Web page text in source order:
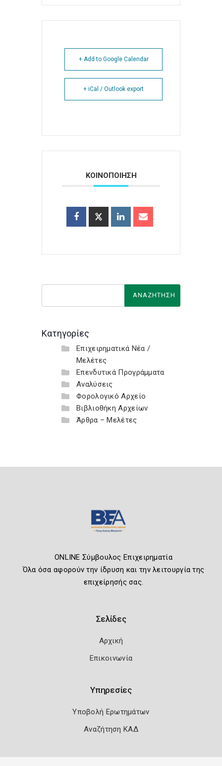
+ Add to Google Calendar
+ iCal / Outlook export
ΚΟΙΝΟΠΟΙΗΣΗ
Κατηγορίες
Επιχειρηματικά Νέα /
Μελέτες
Επενδυτικά Προγράμματα
Αναλύσεις
Φορολογικό Αρχείο
Βιβλιοθήκη Αρχείων
Άρθρα – Μελέτες
ONLINE Σύμβουλος Επιχειρηματία
Όλα όσα αφορούν την ίδρυση και την λειτουργία της
επιχείρησής σας.
Σελίδες
Αρχική
Επικοινωνία
Υπηρεσίες
Υποβολή Ερωτημάτων
Αναζήτηση ΚΑΔ